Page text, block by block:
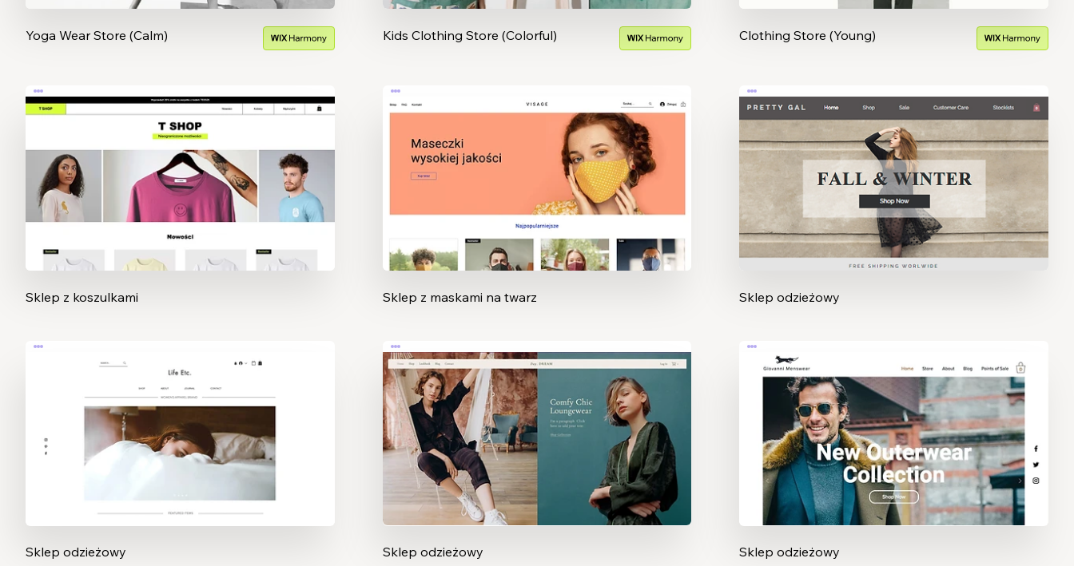
Yoga Wear Store (Calm) Kids Clothing Store (Colorful) Clothing Store (Young)
Sklep z koszulkami Sklep z maskami na twarz Sklep odzieżowy
Sklep odzieżowy Sklep odzieżowy Sklep odzieżowy